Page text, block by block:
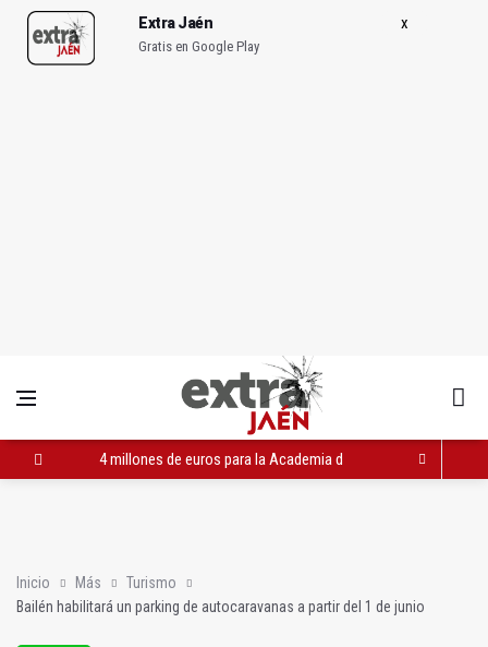
Extra Jaén
Gratis en Google Play
4 millones de euros para la Academia de Guardia Civil de
Inicio Más
Turismo
Bailén habilitará un parking de autocaravanas a partir del 1 de junio